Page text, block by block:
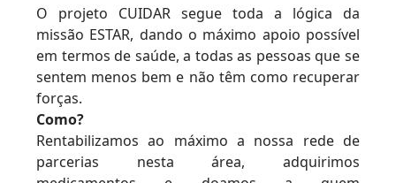
O projeto CUIDAR segue toda a lógica da
missão ESTAR, dando o máximo apoio possível
em termos de saúde, a todas as pessoas que se
sentem menos bem e não têm como recuperar
forças.
Como?
Rentabilizamos ao máximo a nossa rede de
parcerias nesta área, adquirimos